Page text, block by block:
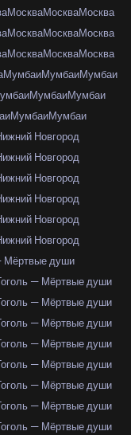
МоскваМоскваМосква
МоскваМоскваМосква
МоскваМоскваМосква
МумбаиМумбаиМумбаи
МумбаиМумбаи
МумбаиМумбаи
Новгород
Новгород
Новгород
Новгород
Новгород
Новгород
Мёртвые души
— Мёртвые души
— Мёртвые души
— Мёртвые души
— Мёртвые души
— Мёртвые души
— Мёртвые души
— Мёртвые души
— Мёртвые души